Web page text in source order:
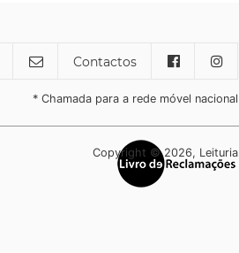
Contactos
* Chamada para a rede móvel nacional
Copyright © 2026, Leituria